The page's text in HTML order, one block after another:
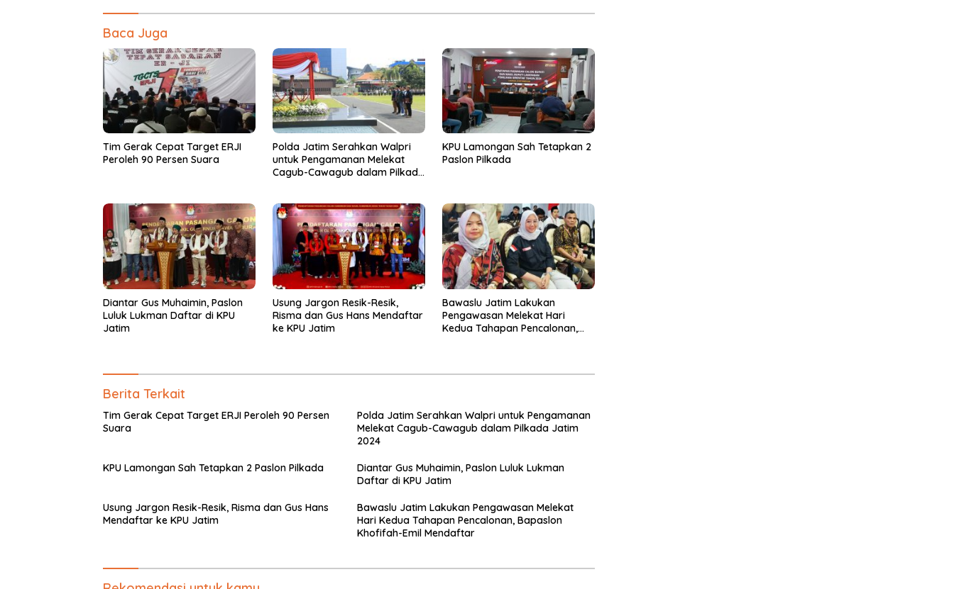
Baca Juga
Tim Gerak Cepat Target ERJI
Peroleh 90 Persen Suara
Polda Jatim Serahkan Walpri
untuk Pengamanan Melekat
Cagub-Cawagub dalam Pilkada
KPU Lamongan Sah Tetapkan 2
Paslon Pilkada
Diantar Gus Muhaimin, Paslon
Luluk Lukman Daftar di KPU
Jatim
Usung Jargon Resik-Resik,
Risma dan Gus Hans Mendaftar
ke KPU Jatim
Bawaslu Jatim Lakukan
Pengawasan Melekat Hari
Kedua Tahapan Pencalonan,
Berita Terkait
Tim Gerak Cepat Target ERJI Peroleh 90 Persen
Suara
Polda Jatim Serahkan Walpri untuk Pengamanan
Melekat Cagub-Cawagub dalam Pilkada Jatim
2024
KPU Lamongan Sah Tetapkan 2 Paslon Pilkada
Diantar Gus Muhaimin, Paslon Luluk Lukman
Daftar di KPU Jatim
Usung Jargon Resik-Resik, Risma dan Gus Hans
Mendaftar ke KPU Jatim
Bawaslu Jatim Lakukan Pengawasan Melekat
Hari Kedua Tahapan Pencalonan, Bapaslon
Khofifah-Emil Mendaftar